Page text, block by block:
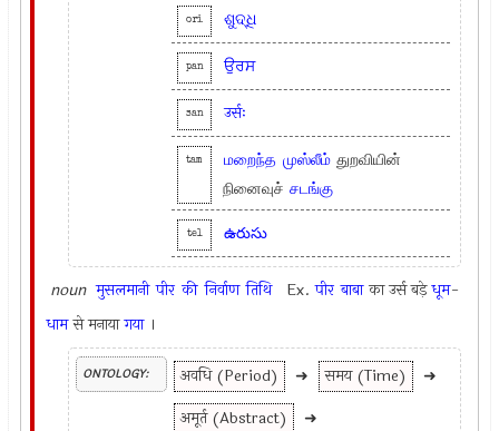
ori ଶୁଦ୍ଧି
pan ਉਰਸ
san उर्सः
tam மறைந்த முஸ்லீம் துறவியின்
நினைவுச் சடங்கு
tel ఉరుసు
noun मुसलमानी पीर की निर्वाण तिथि Ex.पीर बाबा का उर्स बड़ेधूम-
धामसे मनायागया ।
ONTOLOGY: अवधि (Period) ➜ समय (Time)
➜
अमूर्त (Abstract)
➜